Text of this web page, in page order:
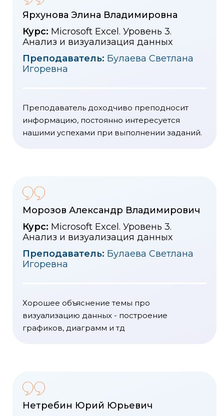
Ярхунова Элина Владимировна
Курс: Microsoft Excel. Уровень 3.
Анализ и визуализация данных
Преподаватель: Булаева Светлана
Игоревна
Преподаватель доходчиво преподносит
информацию, постоянно интересуется
нашими успехами при выполнении заданий.
Морозов Александр Владимирович
Курс: Microsoft Excel. Уровень 3.
Анализ и визуализация данных
Преподаватель: Булаева Светлана
Игоревна
Хорошее объяснение темы про
визуализацию данных - построение
графиков, диаграмм и тд
Нетребин Юрий Юрьевич